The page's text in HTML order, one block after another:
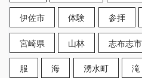
伊佐市 体験 参拝
宮崎県 山林 志布志市
服 海 湧水町 滝